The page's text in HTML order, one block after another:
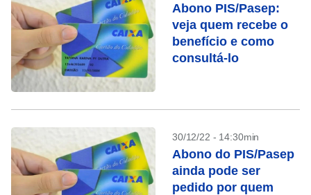
Abono PIS/Pasep:
veja quem recebe o
benefício e como
consultá-lo
30/12/22 - 14:30min
Abono do PIS/Pasep
ainda pode ser
pedido por quem